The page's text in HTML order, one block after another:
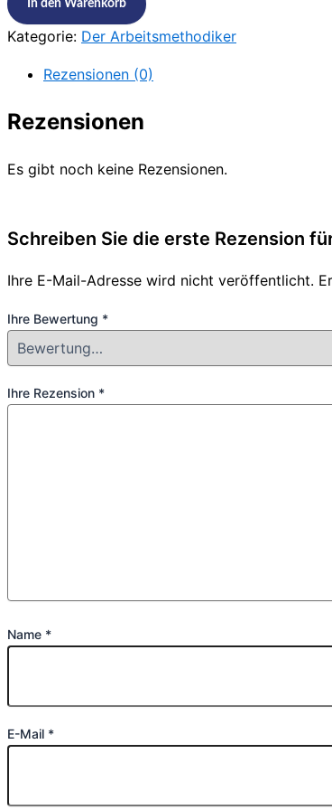
In den Warenkorb
Kategorie: Der Arbeitsmethodiker
Rezensionen (0)
Rezensionen
Es gibt noch keine Rezensionen.
Schreiben Sie die erste Rezension
Ihre E-Mail-Adresse wird nicht veröffentlicht.
Ihre Bewertung *
Ihre Rezension *
Name *
E-Mail *